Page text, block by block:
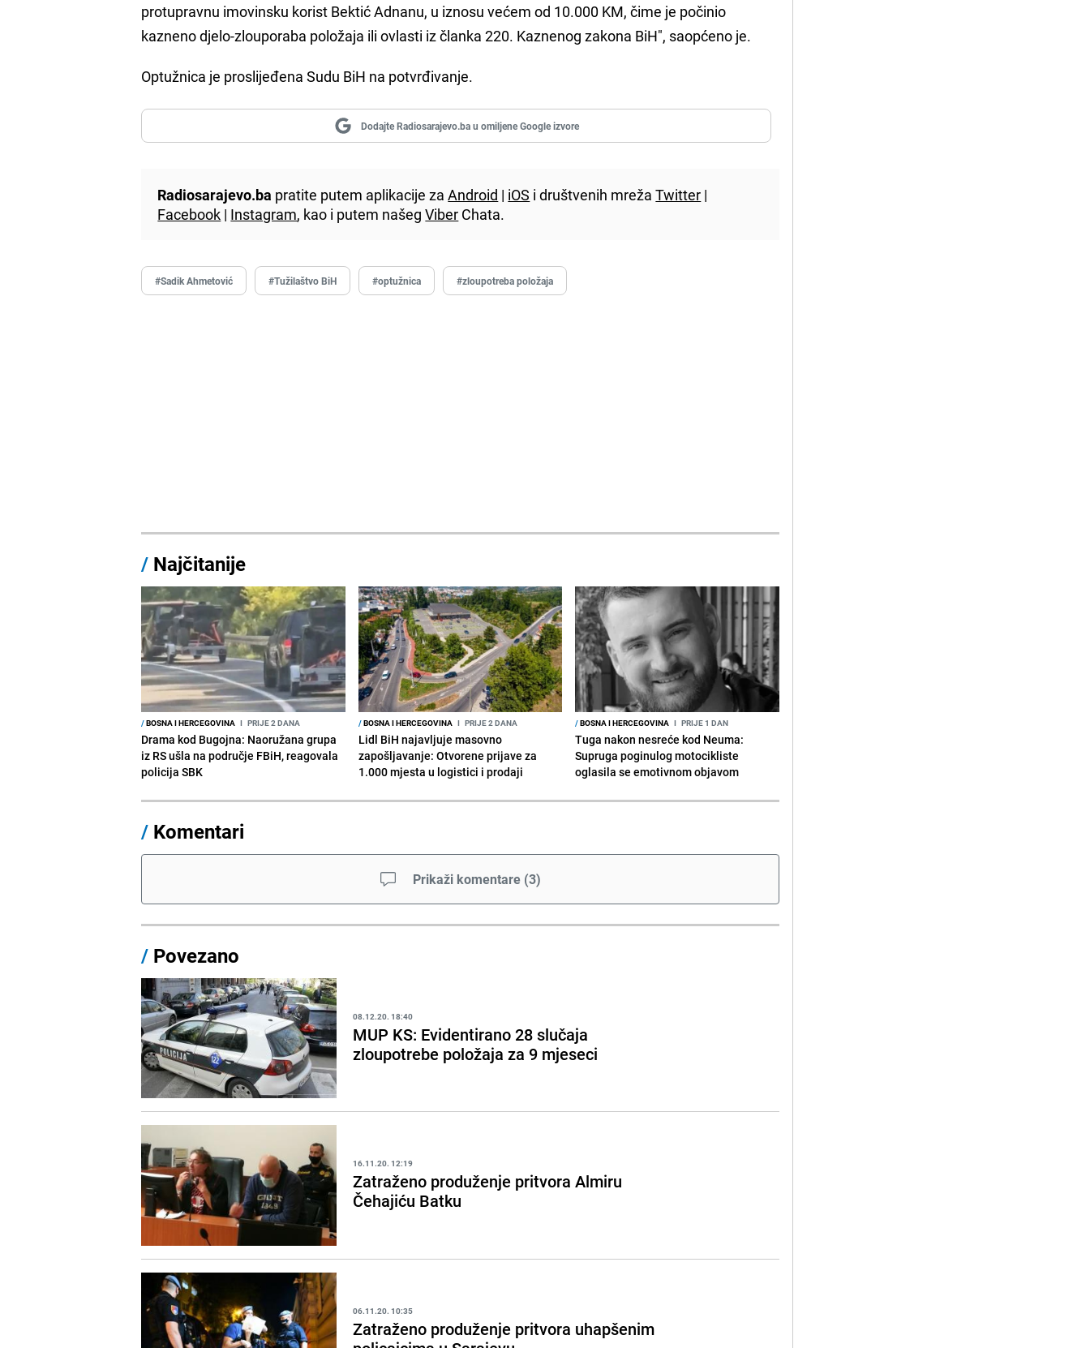
protupravnu imovinsku korist Bektić Adnanu, u iznosu većem od 10.000 KM, čime je počinio
kazneno djelo-zlouporaba položaja ili ovlasti iz članka 220. Kaznenog zakona BiH", saopćeno je.
Optužnica je proslijeđena Sudu BiH na potvrđivanje.
Dodajte Radiosarajevo.ba u omiljene Google izvore
Radiosarajevo.ba pratite putem aplikacije zaAndroid | iOS i društvenih mrežaTwitter |
Facebook | Instagram, kao i putem našegViber Chata.
#Sadik Ahmetović #Tužilaštvo BiH #optužnica #zloupotreba položaja
/ Najčitanije
/BOSNA I HERCEGOVINA I PRIJE 2 DANA
Drama kod Bugojna: Naoružana grupa
iz RS ušla na područje FBiH, reagovala
policija SBK
/BOSNA I HERCEGOVINA I PRIJE 2 DANA
Lidl BiH najavljuje masovno
zapošljavanje: Otvorene prijave za
1.000 mjesta u logistici i prodaji
/BOSNA I HERCEGOVINA I PRIJE 1 DAN
Tuga nakon nesreće kod Neuma:
Supruga poginulog motocikliste
oglasila se emotivnom objavom
/ Komentari
Prikaži komentare (3)
/ Povezano
08.12.20. 18:40
MUP KS: Evidentirano 28 slučaja
zloupotrebe položaja za 9 mjeseci
16.11.20. 12:19
Zatraženo produženje pritvora Almiru
Čehajiću Batku
06.11.20. 10:35
Zatraženo produženje pritvora uhapšenim